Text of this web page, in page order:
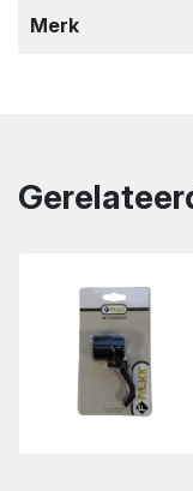
Merk